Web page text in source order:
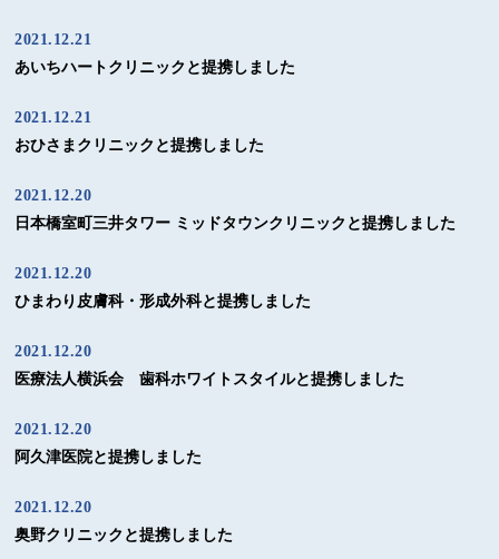
2021.12.21
あいちハートクリニックと提携しました
2021.12.21
おひさまクリニックと提携しました
2021.12.20
日本橋室町三井タワー ミッドタウンクリニックと提携しました
2021.12.20
ひまわり皮膚科・形成外科と提携しました
2021.12.20
医療法人横浜会 歯科ホワイトスタイルと提携しました
2021.12.20
阿久津医院と提携しました
2021.12.20
奥野クリニックと提携しました